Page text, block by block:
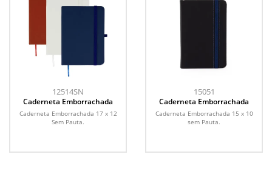
12514SN
Caderneta Emborrachada
Caderneta Emborrachada 17 x 12
Sem Pauta.
15051
Caderneta Emborrachada
Caderneta Emborrachada 15 x 10
sem Pauta.